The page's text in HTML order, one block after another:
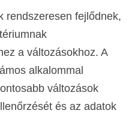
rendszeresen fejlődnek,
a változásokhoz. A
alkalommal
változások
és az adatok